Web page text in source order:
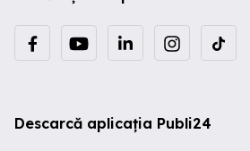
Descarcă aplicația Publi24